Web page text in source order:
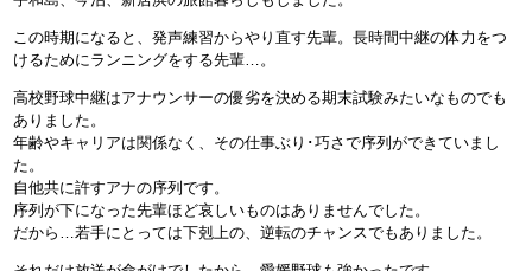
この時期になると、発声練習からやり直す先輩。長時間中継の体力をつ
けるためにランニングをする先輩…。
高校野球中継はアナウンサーの優劣を決める期末試験みたいなものでも
ありました。
年齢やキャリアは関係なく、その仕事ぶり･巧さで序列ができていまし
た。
自他共に許すアナの序列です。
序列が下になった先輩ほど哀しいものはありませんでした。
だから…若手にとっては下剋上の、逆転のチャンスでもありました。